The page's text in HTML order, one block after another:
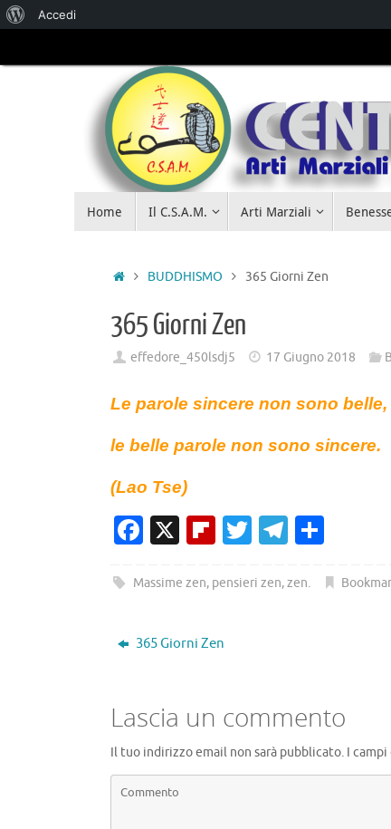
Accedi
Salta al
Home Il C.S.A.M. Arti Marziali
BUDDHISMO 365 Giorni Zen
365 Giorni Zen
effedore_450lsdj5 17 Giugno 2018
Le parole sincere non sono belle,
le belle parole non sono sincere.
(Lao Tse)
Fa
e
o
k
X Fl
b
ar
T
it
T
e n
Massime zen, pensieri zen,zen.
365 Giorni Zen
Lascia un commento
Il tuo indirizzo email non sarà pubblicato. I